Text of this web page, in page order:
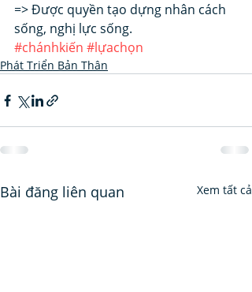
=> Được quyền tạo dựng nhân cách
sống, nghị lực sống.
#chánhkiến #lựachọn
Phát Triển Bản Thân
Bài đăng liên quan Xem tất cả